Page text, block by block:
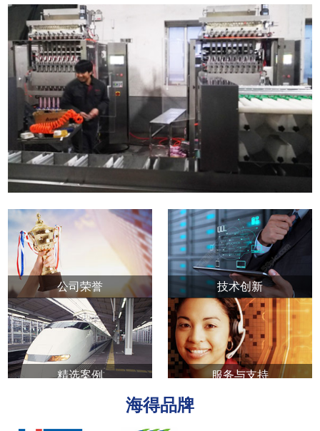
公司荣誉 技术创新
精选案例 服务与支持
海得品牌